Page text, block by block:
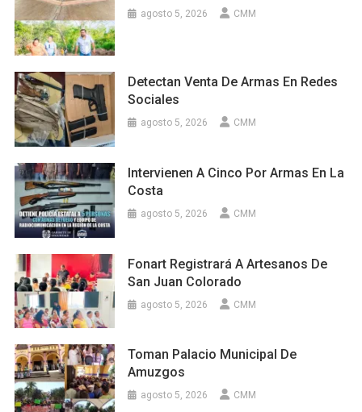
agosto 5, 2026 CMM
Detectan Venta De Armas En Redes
Sociales
agosto 5, 2026 CMM
Intervienen A Cinco Por Armas En La
Costa
agosto 5, 2026 CMM
Fonart Registrará A Artesanos De
San Juan Colorado
agosto 5, 2026 CMM
Toman Palacio Municipal De
Amuzgos
agosto 5, 2026 CMM